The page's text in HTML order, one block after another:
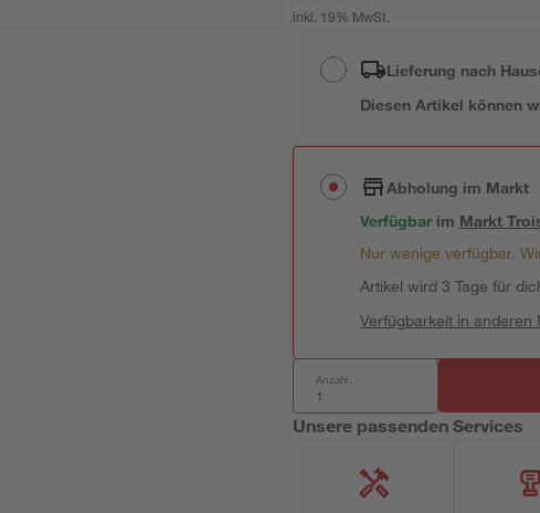
inkl. 19% MwSt.
Lieferung nach
Diesen Artikel können
Abholung im Markt
Verfügbar im Markt
Nur wenige verfügbar.
Artikel wird 3 Tage für
Verfügbarkeit in anderen
Anzahl:
Unsere passenden Services